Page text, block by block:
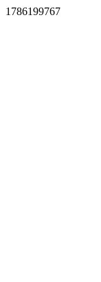
1786199767